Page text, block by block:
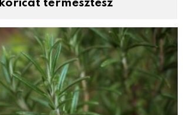
termesztesz